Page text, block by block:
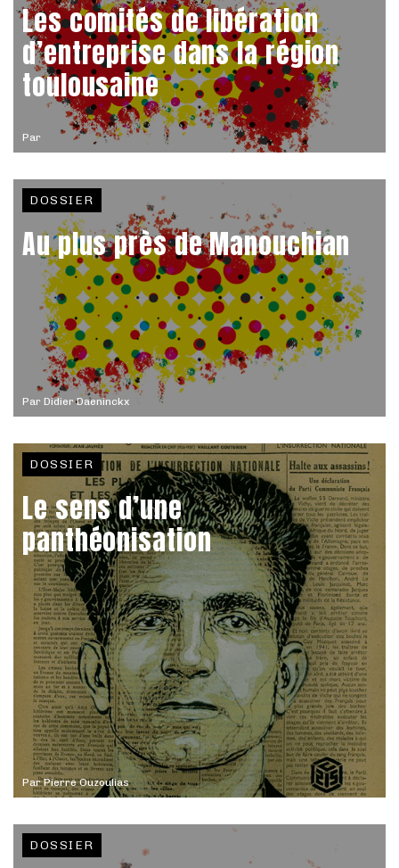
Par
Les comités de libération
d’entreprise dans la région
toulousaine
Par Didier Daeninckx
DOSSIER
Au plus près de Manouchian
ParPierre Ouzoulias
DOSSIER
Le sens d’une
panthéonisation
DOSSIER